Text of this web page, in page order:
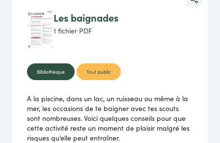
Les baignades
1 fichier PDF
Bibliothèque Tout public
A la piscine, dans un lac, un ruisseau ou même à la
mer, les occasions de te baigner avec tes scouts
sont nombreuses. Voici quelques conseils pour que
cette activité reste un moment de plaisir malgré les
risques qu’elle peut entraîner.